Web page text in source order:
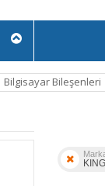
Bilgisayar Bileşenleri